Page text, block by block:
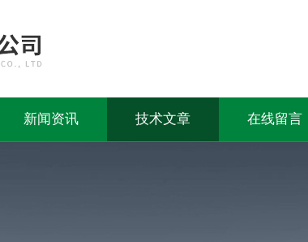
新闻资讯 技术文章 在线留言